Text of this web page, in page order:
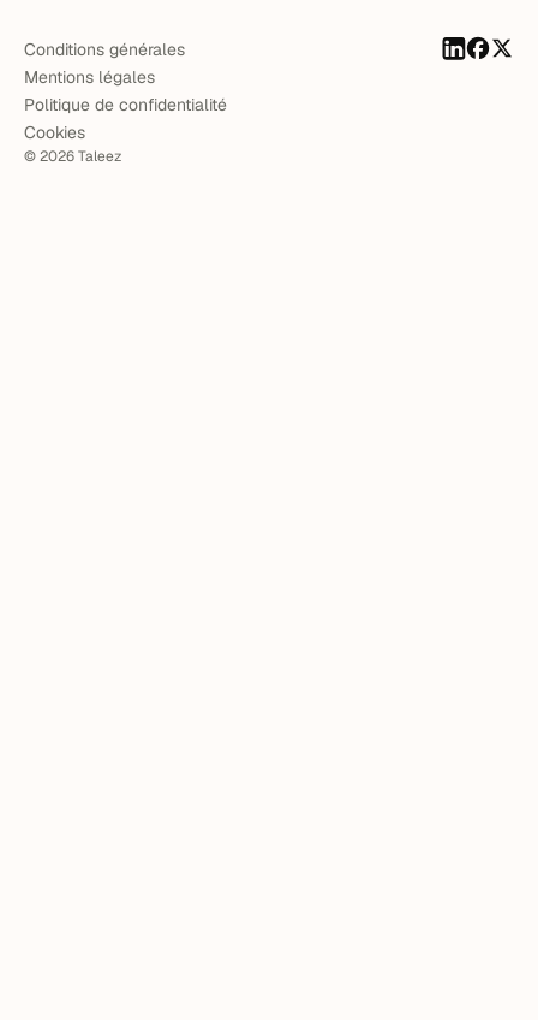
©2026Taleez
Conditions générales
Mentions légales
Politique de confidentialité
Cookies